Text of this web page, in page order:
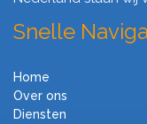
Snelle
Home
Over ons
Diensten